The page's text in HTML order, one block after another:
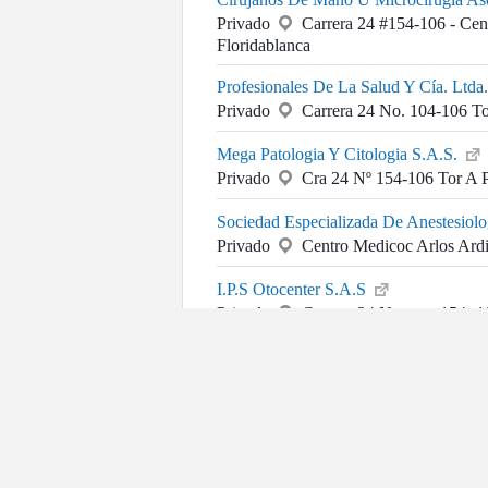
Privado
Carrera 24 #154-106 -
Floridablanca
Profesionales De La Salud Y Cía.
Privado Carrera 24 No. 104-106
Mega Patologia Y Citologia S.A.S.
Privado Cra 24 Nº 154-106 Tor A
Sociedad Especializada De
Privado Centro Medicoc Arlos
I.P.S Otocenter S.A.S
Privado Carrera 24 Numero 154 -